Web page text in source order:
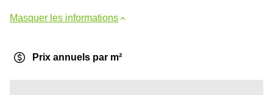
Masquer les informations
Prix annuels par m²